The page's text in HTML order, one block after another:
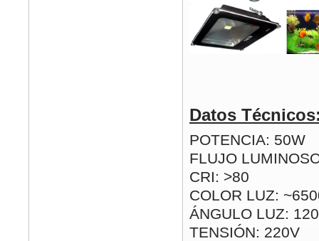
Datos
POTENCIA: 50W
FLUJO
CRI: >80
COLOR LUZ:
ÁNGULO LUZ:
TENSIÓN: 220V